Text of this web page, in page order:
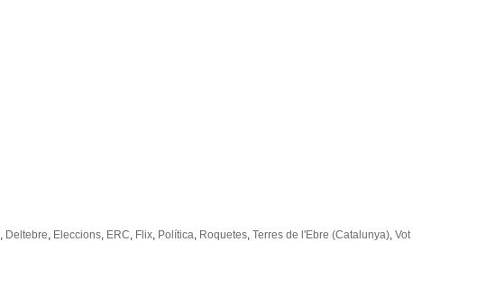
, Deltebre, Eleccions, ERC, Flix, Política, Roquetes, Terres de l'Ebre (Catalunya), Vot